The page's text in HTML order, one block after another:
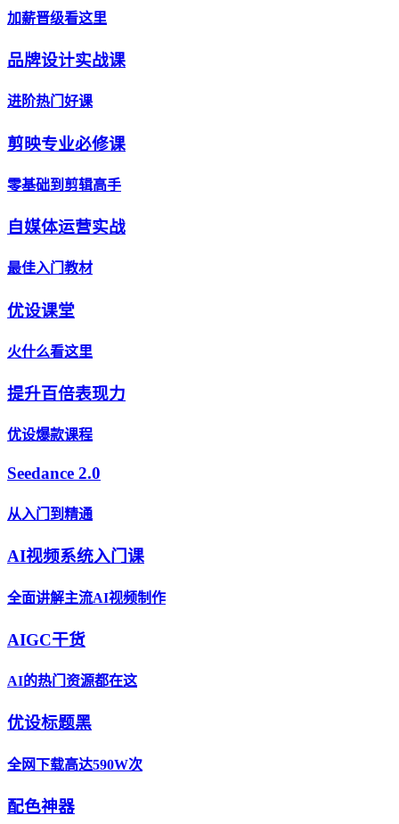
加薪晋级看这里
品牌设计实战课
进阶热门好课
剪映专业必修课
零基础到剪辑高手
自媒体运营实战
最佳入门教材
优设课堂
火什么看这里
提升百倍表现力
优设爆款课程
Seedance 2.0
从入门到精通
AI视频系统入门课
全面讲解主流AI视频制作
AIGC干货
AI的热门资源都在这
优设标题黑
全网下载高达590W次
配色神器